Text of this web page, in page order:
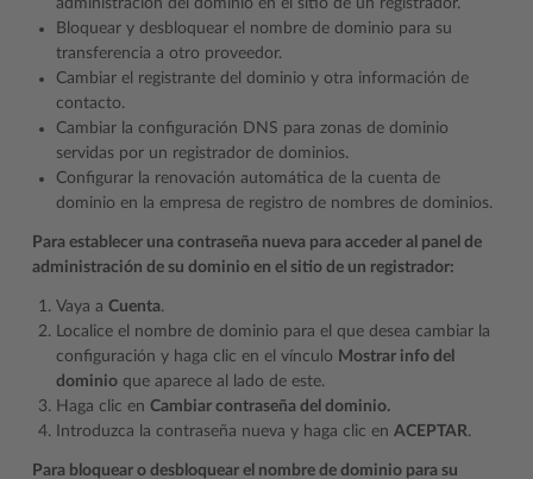
administración del dominio en el sitio de un registrador.
Bloquear y desbloquear el nombre de dominio para su
transferencia a otro proveedor.
Cambiar el registrante del dominio y otra información de
contacto.
Cambiar la configuración DNS para zonas de dominio
servidas por un registrador de dominios.
Configurar la renovación automática de la cuenta de
dominio en la empresa de registro de nombres de dominios.
Para establecer una contraseña nueva para acceder al panel de
administración de su dominio en el sitio de un registrador:
Vaya a Cuenta.
Localice el nombre de dominio para el que desea cambiar la
configuración y haga clic en el vínculo Mostrar info del
dominio que aparece al lado de este.
Haga clic en Cambiar contraseña del dominio.
Introduzca la contraseña nueva y haga clic en ACEPTAR.
Para bloquear o desbloquear el nombre de dominio para su